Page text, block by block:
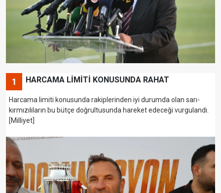
1 HARCAMA LİMİTİ KONUSUNDA RAHAT
Harcama limiti konusunda rakiplerinden iyi durumda olan sarı-
kırmızılıların bu bütçe doğrultusunda hareket edeceği vurgulandı.
[Milliyet]